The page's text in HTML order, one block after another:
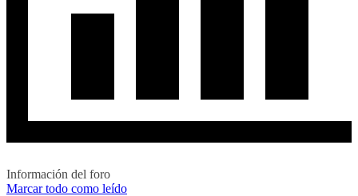
Información del foro
Marcar todo como leído